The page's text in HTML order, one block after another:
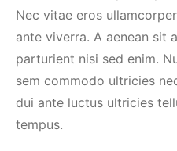
Nec vitae eros
ante viverra. A aenean sit
parturient nisi sed enim.
sem commodo ultricies
dui ante luctus ultricies
tempus.